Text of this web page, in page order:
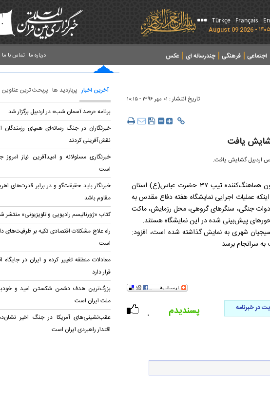
Français
Türkçe
اجتماعی فرهنگی چندرسانه ای عکس تماس با ما درباره ما
تاریخ انتشار : ۰۱ مهر ۱۳۹۶ - ۱۰:۱۵
یافت
اردبیل گشایش یافت.
از اردبیل، علی تدین، معاون هماهنگ‌کننده تیپ ۳۷ حضرت عباس(ع) استان
با بیان اینکه عملیات اجرایی نمایشگاه هفته دفاع مقدس به
گفت: مواضع ادوات جنگی، سنگرهای گروهی، محل رزمایش، ماکت
پیش‌بینی شده در این نمایشگاه هستند.
شهری به نمایش گذاشته شده است، افزود:
در خبرنامه
۰ پسندیدم
آخرین اخبار پربازدید ها پربحث ترین عناوین
برنامه «رصد آسمان شب» در اردبیل برگزار شد
خبرنگاران در جنگ رسانه‌ای همپای رزمندگان
نقش‌آفرینی کردند
خبرنگاری مسئولانه و امیدآفرین نیاز امروز
است
خبرنگار باید حقیقت‌گو و در برابر قدرت‌های
مقاوم باشد
کتاب «ژورنالیسم رادیویی و تلویزیونی» منتشر
راه علاج مشکلات اقتصادی تکیه بر ظرفیت‌های
است
معادلات منطقه تغییر کرده و ایران در جایگاه
قرار دارد
بزرگ‌ترین هدف دشمن شکستن امید و
ملت ایران است
عقب‌نشینی‌های آمریکا در جنگ اخیر
اقتدار راهبردی ایران است